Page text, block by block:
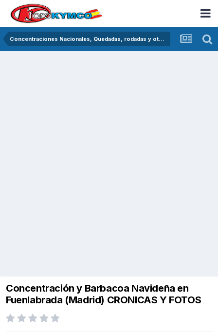
Concentraciones Nacionales, Quedadas, rodadas y otras crónicas del asfalto
Concentración y Barbacoa Navideña en
Fuenlabrada (Madrid) CRONICAS Y FOTOS